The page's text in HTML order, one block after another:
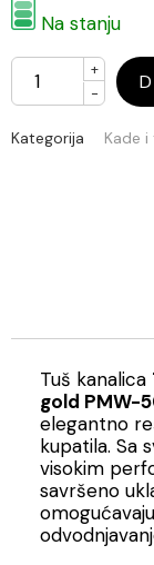
Na stanju
+
-
Kategorija Kade
Tuš kanalica
gold PMW-
elegantno
kupatila. Sa
visokim
savršeno